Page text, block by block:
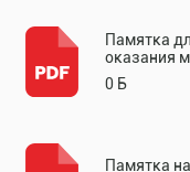
Памятка
оказания
0 Б
Памятка